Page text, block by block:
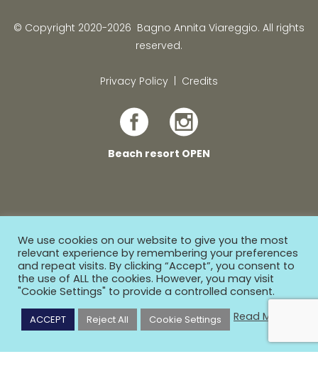
© Copyright 2020-2026 Bagno Annita Viareggio. All rights
reserved.
Privacy Policy | Credits
Beach resort OPEN
We use cookies on our website to give you the most
relevant experience by remembering your preferences
and repeat visits. By clicking “Accept”, you consent to
the use of ALL the cookies. However, you may visit
"Cookie Settings" to provide a controlled consent.
ACCEPT Reject All Cookie Settings Read More